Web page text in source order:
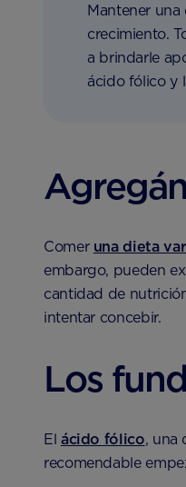
Mantener
crecimiento.
a brindarle
ácido fólico y
Comer una dieta
embargo, pueden
cantidad de
intentar concebir.
Los
El ácido fólico, una
recomendable